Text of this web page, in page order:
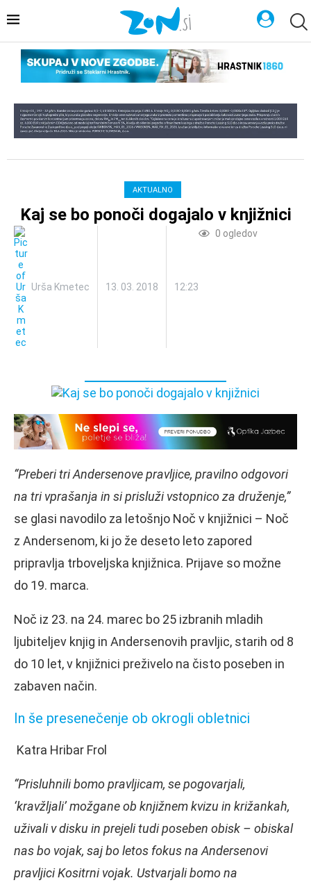
AKTUALNO
Kaj se bo ponoči dogajalo v knjižnici
Urša Kmetec 13. 03. 2018 12:23
0 ogledov
“Preberi tri Andersenove pravljice, pravilno odgovori
na tri vprašanja in si prisluži vstopnico za druženje,”
se glasi navodilo za letošnjo Noč v knjižnici – Noč
z Andersenom, ki jo že deseto leto zapored
pripravlja trboveljska knjižnica. Prijave so možne
do 19. marca.
Noč iz 23. na 24. marec bo 25 izbranih mladih
ljubiteljev knjig in Andersenovih pravljic, starih od 8
do 10 let, v knjižnici preživelo na čisto poseben in
zabaven način.
In še presenečenje ob okrogli obletnici
Katra Hribar Frol
“Prisluhnili bomo pravljicam, se pogovarjali,
‘kravžljali’ možgane ob knjižnem kvizu in križankah,
uživali v disku in prejeli tudi poseben obisk – obiskal
nas bo vojak, saj bo letos fokus na Andersenovi
pravljici Kositrni vojak. Ustvarjali bomo na